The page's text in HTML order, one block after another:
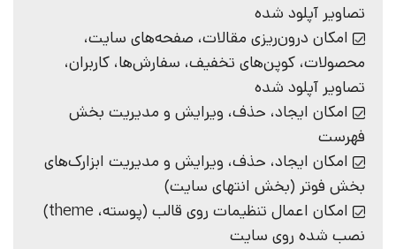
تصاویر آپلود شده
امکان درون‌ریزی مقالات، صفحه‌های سایت،
محصولات، کوپن‌های تخفیف، سفارش‌ها، کاربران،
تصاویر آپلود شده
امکان ایجاد، حذف، ویرایش و مدیریت بخش
فهرست
امکان ایجاد، حذف، ویرایش و مدیریت ابزارک‌های
بخش فوتر (بخش انتهای سایت)
امکان اعمال تنظیمات روی قالب (پوسته، theme)
نصب شده روی سایت